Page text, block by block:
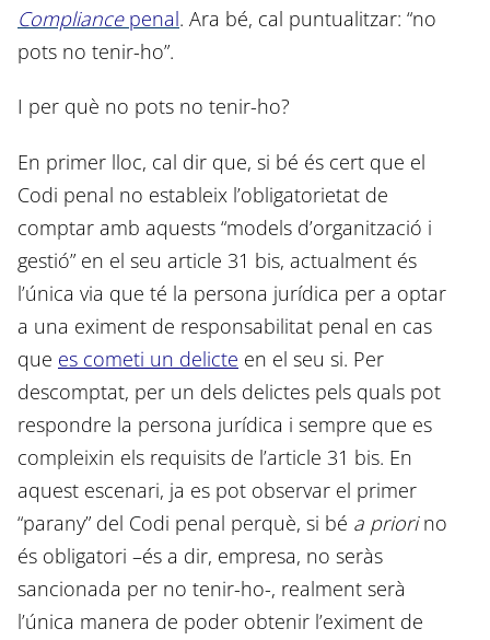
Compliancepenal. Ara bé, cal puntualitzar: “no
pots no tenir-ho”.
I per què no pots no tenir-ho?
En primer lloc, cal dir que, si bé és cert que el
Codi penal no estableix l’obligatorietat de
comptar amb aquests “models d’organització i
gestió” en el seu article 31 bis, actualment és
l’única via que té la persona jurídica per a optar
a una eximent de responsabilitat penal en cas
que es cometi un delicte en el seu si. Per
descomptat, per un dels delictes pels quals pot
respondre la persona jurídica i sempre que es
compleixin els requisits de l’article 31 bis. En
aquest escenari, ja es pot observar el primer
“parany” del Codi penal perquè, si bé a priorino
és obligatori –és a dir, empresa, no seràs
sancionada per no tenir-ho-, realment serà
l’única manera de poder obtenir l’eximent de